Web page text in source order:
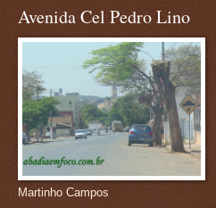
Avenida Cel Pedro Lino
Martinho Campos